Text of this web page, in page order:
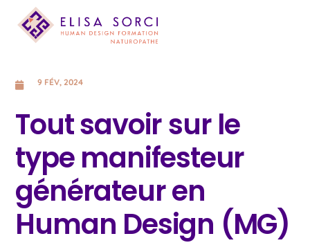
9 FÉV, 2024
Tout savoir sur le
type manifesteur
générateur en
Human Design (MG)